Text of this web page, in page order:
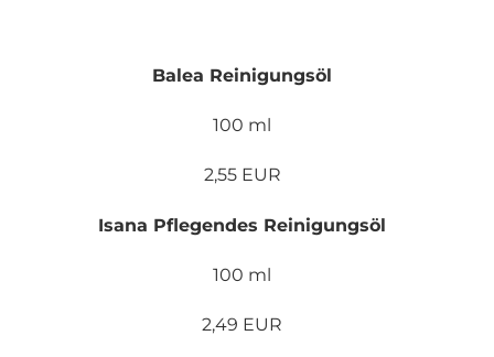
Balea Reinigungsöl
100 ml
2,55 EUR
Isana Pflegendes Reinigungsöl
100 ml
2,49 EUR